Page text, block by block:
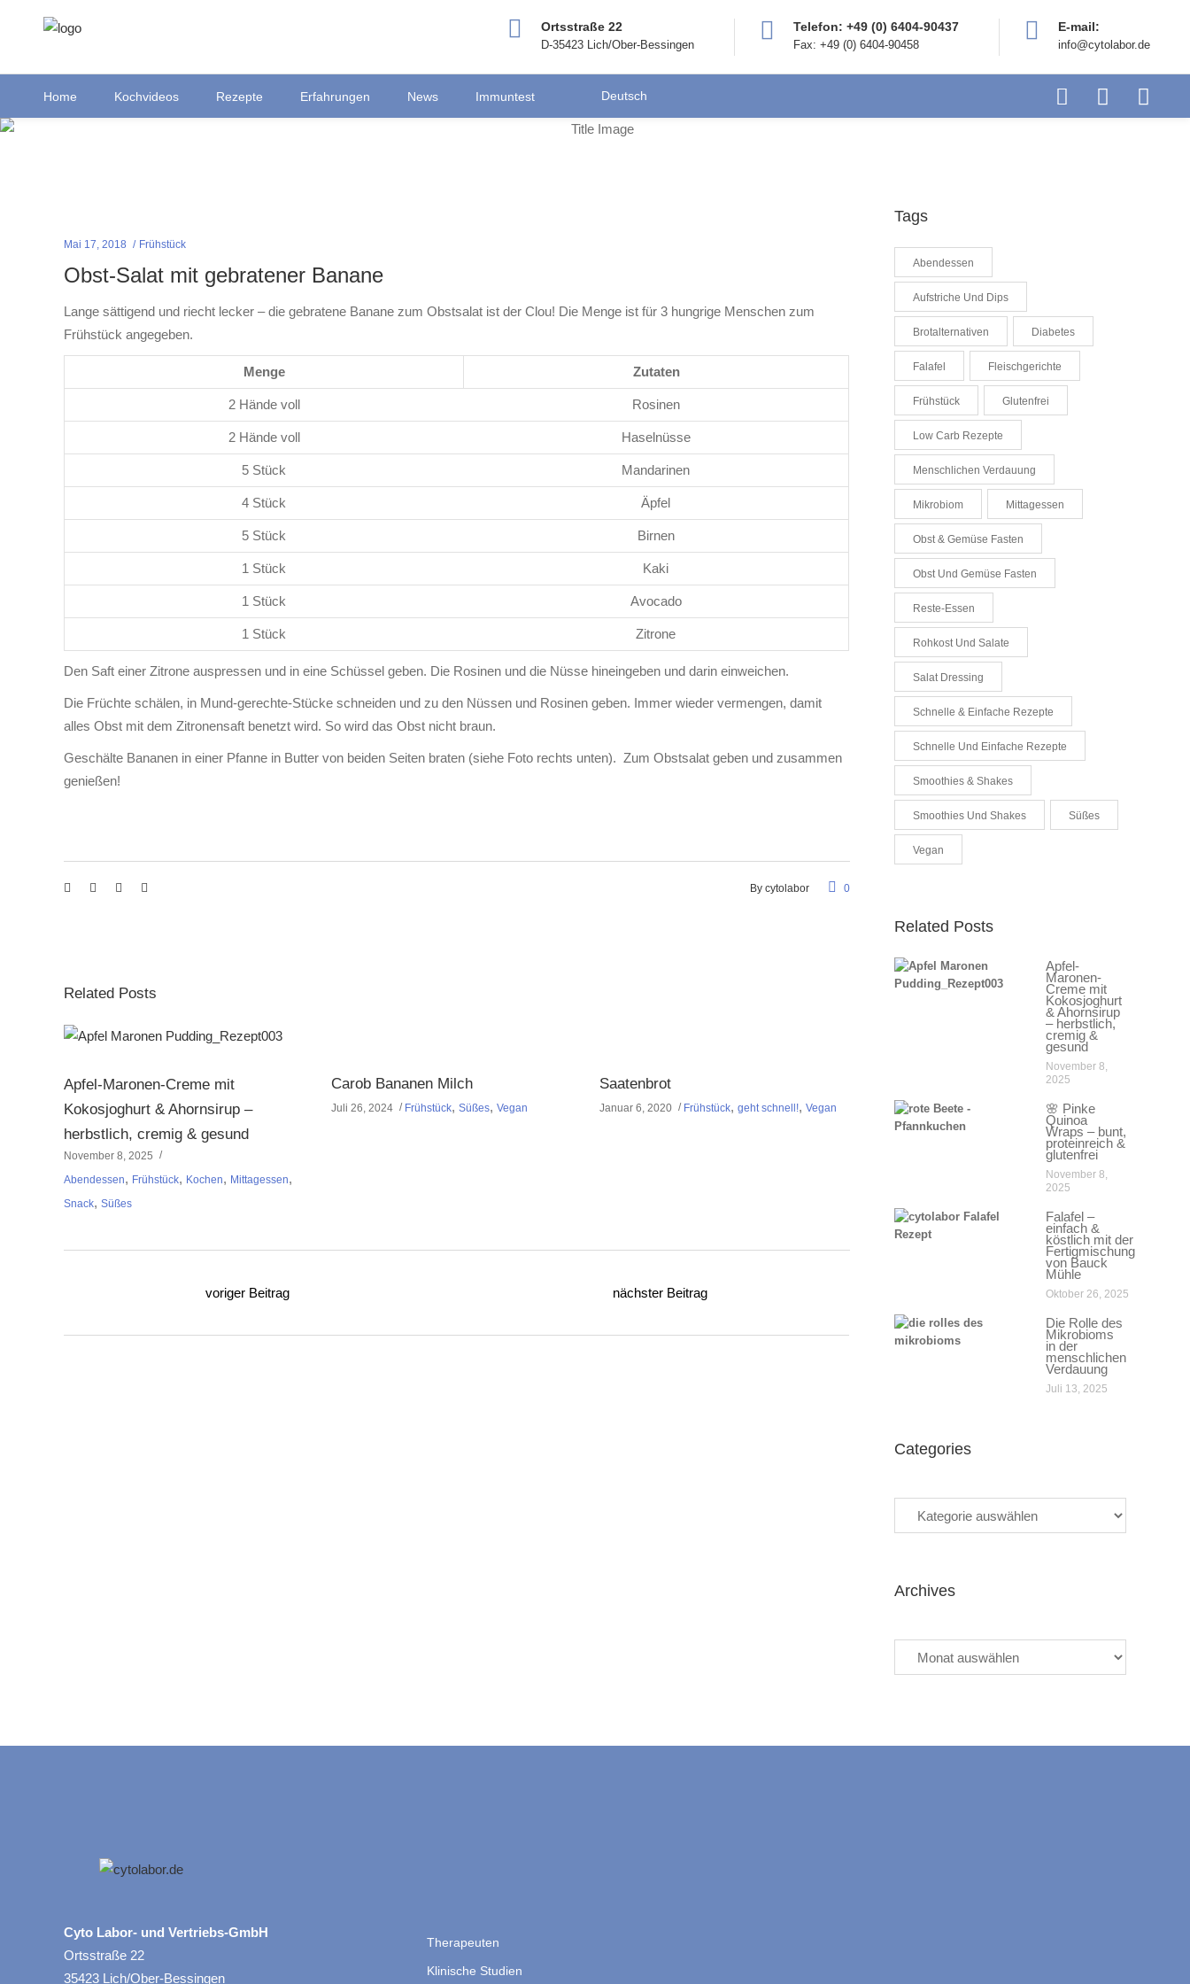
Ortsstraße 22
D-35423 Lich/Ober-Bessingen
Telefon: +49 (0) 6404-90437
Fax: +49 (0) 6404-90458
E-mail:
info@cytolabor.de
Home Kochvideos Rezepte Erfahrungen News Immuntest Deutsch
Mai 17, 2018 Frühstück
Obst-Salat mit gebratener Banane
Lange sättigend und riecht lecker – die gebratene Banane zum Obstsalat ist der Clou! Die Menge ist für 3 hungrige Menschen zum
Frühstück angegeben.
Menge Zutaten
2 Hände voll Rosinen
2 Hände voll Haselnüsse
5 Stück Mandarinen
4 Stück Äpfel
5 Stück Birnen
1 Stück Kaki
1 Stück Avocado
1 Stück Zitrone
Den Saft einer Zitrone auspressen und in eine Schüssel geben. Die Rosinen und die Nüsse hineingeben und darin einweichen.
Die Früchte schälen, in Mund-gerechte-Stücke schneiden und zu den Nüssen und Rosinen geben. Immer wieder vermengen, damit
alles Obst mit dem Zitronensaft benetzt wird. So wird das Obst nicht braun.
Geschälte Bananen in einer Pfanne in Butter von beiden Seiten braten (siehe Foto rechts unten). Zum Obstsalat geben und zusammen
genießen!
By cytolabor 0
Related Posts
Apfel-Maronen-Creme mit
Kokosjoghurt & Ahornsirup –
herbstlich, cremig & gesund
November 8, 2025
Abendessen, Frühstück, Kochen, Mittagessen,
Snack, Süßes
Carob Bananen Milch
Juli 26, 2024 Frühstück,Süßes,Vegan
Saatenbrot
Januar 6, 2020 Frühstück, geht schnell!, Vegan
voriger Beitrag nächster Beitrag
Tags
Abendessen
Aufstriche Und Dips
Brotalternativen Diabetes
Falafel Fleischgerichte
Frühstück Glutenfrei
Low Carb Rezepte
Menschlichen Verdauung
Mikrobiom Mittagessen
Obst & Gemüse Fasten
Obst Und Gemüse Fasten
Reste-Essen
Rohkost Und Salate
Salat Dressing
Schnelle & Einfache Rezepte
Schnelle Und Einfache Rezepte
Smoothies & Shakes
Smoothies Und Shakes Süßes
Vegan
Related Posts
Apfel-
Maronen-
Creme mit
Kokosjoghurt
& Ahornsirup
– herbstlich,
cremig &
gesund
November 8,
2025
🌸 Pinke
Quinoa
Wraps – bunt,
proteinreich &
glutenfrei
November 8,
2025
Falafel –
einfach &
köstlich mit der
Fertigmischung
von Bauck
Mühle
Oktober 26, 2025
Die Rolle des
Mikrobioms
in der
menschlichen
Verdauung
Juli 13, 2025
Categories
Archives
Cyto Labor- und Vertriebs-GmbH
Ortsstraße 22
35423 Lich/Ober-Bessingen
Therapeuten
Klinische Studien